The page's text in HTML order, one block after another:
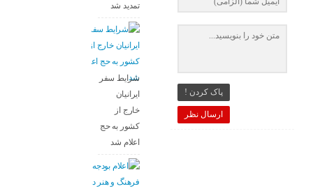
ارسال نظر
پاک کردن !
تمدید شد
شرایط سفر
ایرانیان
خارج از
کشور به حج
اعلام شد